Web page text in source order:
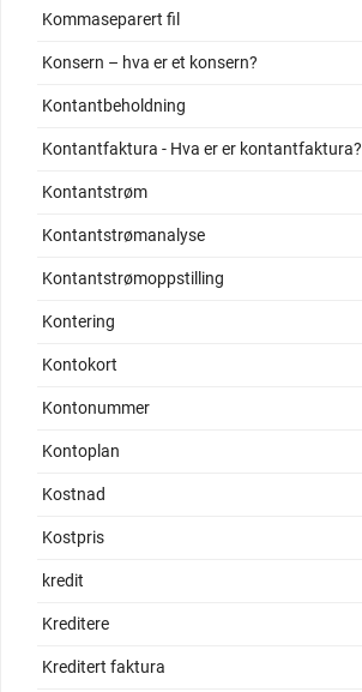
Kommaseparert fil
Konsern – hva er et konsern?
Kontantbeholdning
Kontantfaktura - Hva er er kontantfaktura?
Kontantstrøm
Kontantstrømanalyse
Kontantstrømoppstilling
Kontering
Kontokort
Kontonummer
Kontoplan
Kostnad
Kostpris
kredit
Kreditere
Kreditert faktura